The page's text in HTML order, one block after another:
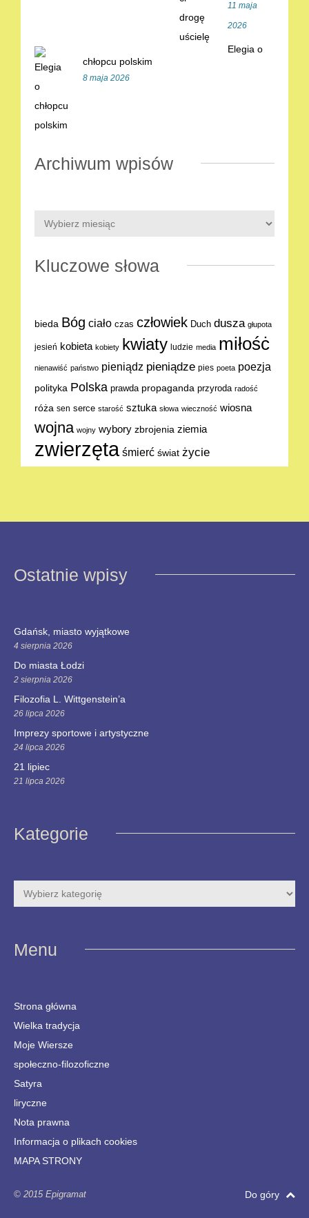
11 maja
2026
Elegia o
chłopcu polskim
8 maja 2026
Archiwum wpisów
Kluczowe słowa
bieda Bóg ciało czas człowiek Duch dusza głupota
jesień kobieta kobiety kwiaty ludzie media miłośċ
nienawiść państwo pieniądz pieniądze pies poeta poezja
polityka Polska prawda propaganda przyroda radość
róża sen serce starość sztuka słowa wieczność wiosna
wojna wojny wybory zbrojenia ziemia
zwierzęta śmierć świat życie
Ostatnie wpisy
Gdańsk, miasto wyjątkowe
4 sierpnia 2026
Do miasta Łodzi
2 sierpnia 2026
Filozofia L. Wittgenstein’a
26 lipca 2026
Imprezy sportowe i artystyczne
24 lipca 2026
21 lipiec
21 lipca 2026
Kategorie
Menu
Strona główna
Wielka tradycja
Moje Wiersze
społeczno-filozoficzne
Satyra
liryczne
Nota prawna
Informacja o plikach cookies
MAPA STRONY
© 2015 Epigramat Do góry